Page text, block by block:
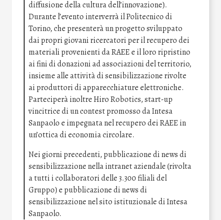
diffusione della cultura dell’innovazione).
Durante l’evento interverrà il Politecnico di
Torino, che presenterà un progetto sviluppato
dai propri giovani ricercatori per il recupero dei
materiali provenienti da RAEE e il loro ripristino
ai fini di donazioni ad associazioni del territorio,
insieme alle attività di sensibilizzazione rivolte
ai produttori di apparecchiature elettroniche.
Parteciperà inoltre Hiro Robotics, start-up
vincitrice di un contest promosso da Intesa
Sanpaolo e impegnata nel recupero dei RAEE in
un’ottica di economia circolare.
Nei giorni precedenti, pubblicazione di news di
sensibilizzazione nella intranet aziendale (rivolta
a tutti i collaboratori delle 3.300 filiali del
Gruppo) e pubblicazione di news di
sensibilizzazione nel sito istituzionale di Intesa
Sanpaolo.